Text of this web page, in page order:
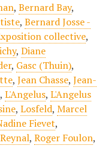
, Bernard Bay,
, Bernard Josse -
collective,
, Diane
, Gasc (Thuin),
, Jean Chasse, Jean-
, L'Angelus, L'Angelus
, Losfeld, Marcel
Fievet,
Reynal, Roger Foulon,